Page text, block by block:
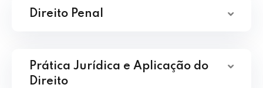
Direito Penal
Prática Jurídica e Aplicação do
Direito